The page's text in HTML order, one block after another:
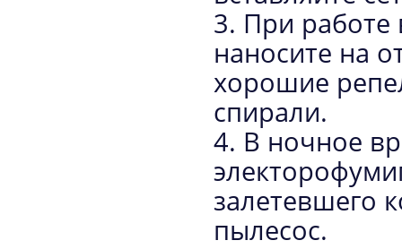
3. При работе
наносите на
хорошие
спирали.
4. В ночное
залетевшего
пылесос.